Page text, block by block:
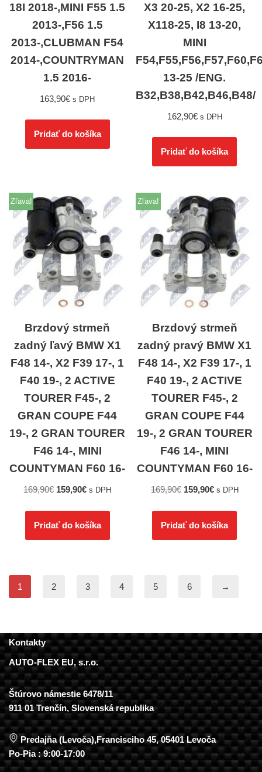
18I 2018-,MINI F55 1.5
2013-,F56 1.5
2013-,CLUBMAN F54
2014-,COUNTRYMAN
1.5 2016-
163,90€ s DPH
Pridať do košíka
X3 20-25, X2 16-25,
X118-25, I8 13-20,
MINI
13-25 /ENG.
B32,B38,B42,B46,B48/
162,90€ s DPH
Pridať do košíka
Zľava!
Brzdový strmeň
zadný ľavý BMW X1
F48 14-, X2 F39 17-, 1
F40 19-, 2 ACTIVE
TOURER F45-, 2
GRAN COUPE F44
19-, 2 GRAN TOURER
F46 14-, MINI
COUNTYMAN F60 16-
169,90€ 159,90€ s DPH
Pridať do košíka
Zľava!
Brzdový strmeň
zadný pravý BMW X1
F48 14-, X2 F39 17-, 1
F40 19-, 2 ACTIVE
TOURER F45-, 2
GRAN COUPE F44
19-, 2 GRAN TOURER
F46 14-, MINI
COUNTYMAN F60 16-
169,90€ 159,90€ s DPH
Pridať do košíka
1 2 3 4 5 6 →
Kontakty
AUTO-FLEX EU, s.r.o.
Štúrovo námestie 6478/11
911 01 Trenčín, Slovenská republika
Predajňa (Levoča),Francisciho 45, 05401 Levoča
Po-Pia : 9:00-17:00